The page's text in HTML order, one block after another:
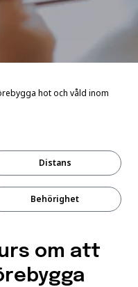
hot och våld inom
Distans
Behörighet
om att